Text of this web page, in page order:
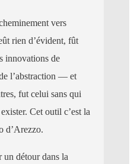
vers
rien d’évident, fût
innovations de
l’abstraction — et
fut celui sans qui
Cet outil c’est la
d’Arezzo.
un détour dans la